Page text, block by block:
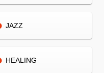
JAZZ
HEALING